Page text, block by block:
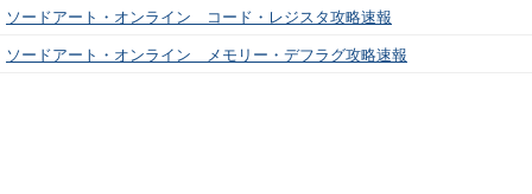
ソードアート・オンライン コード・レジスタ攻略速報
ソードアート・オンライン メモリー・デフラグ攻略速報